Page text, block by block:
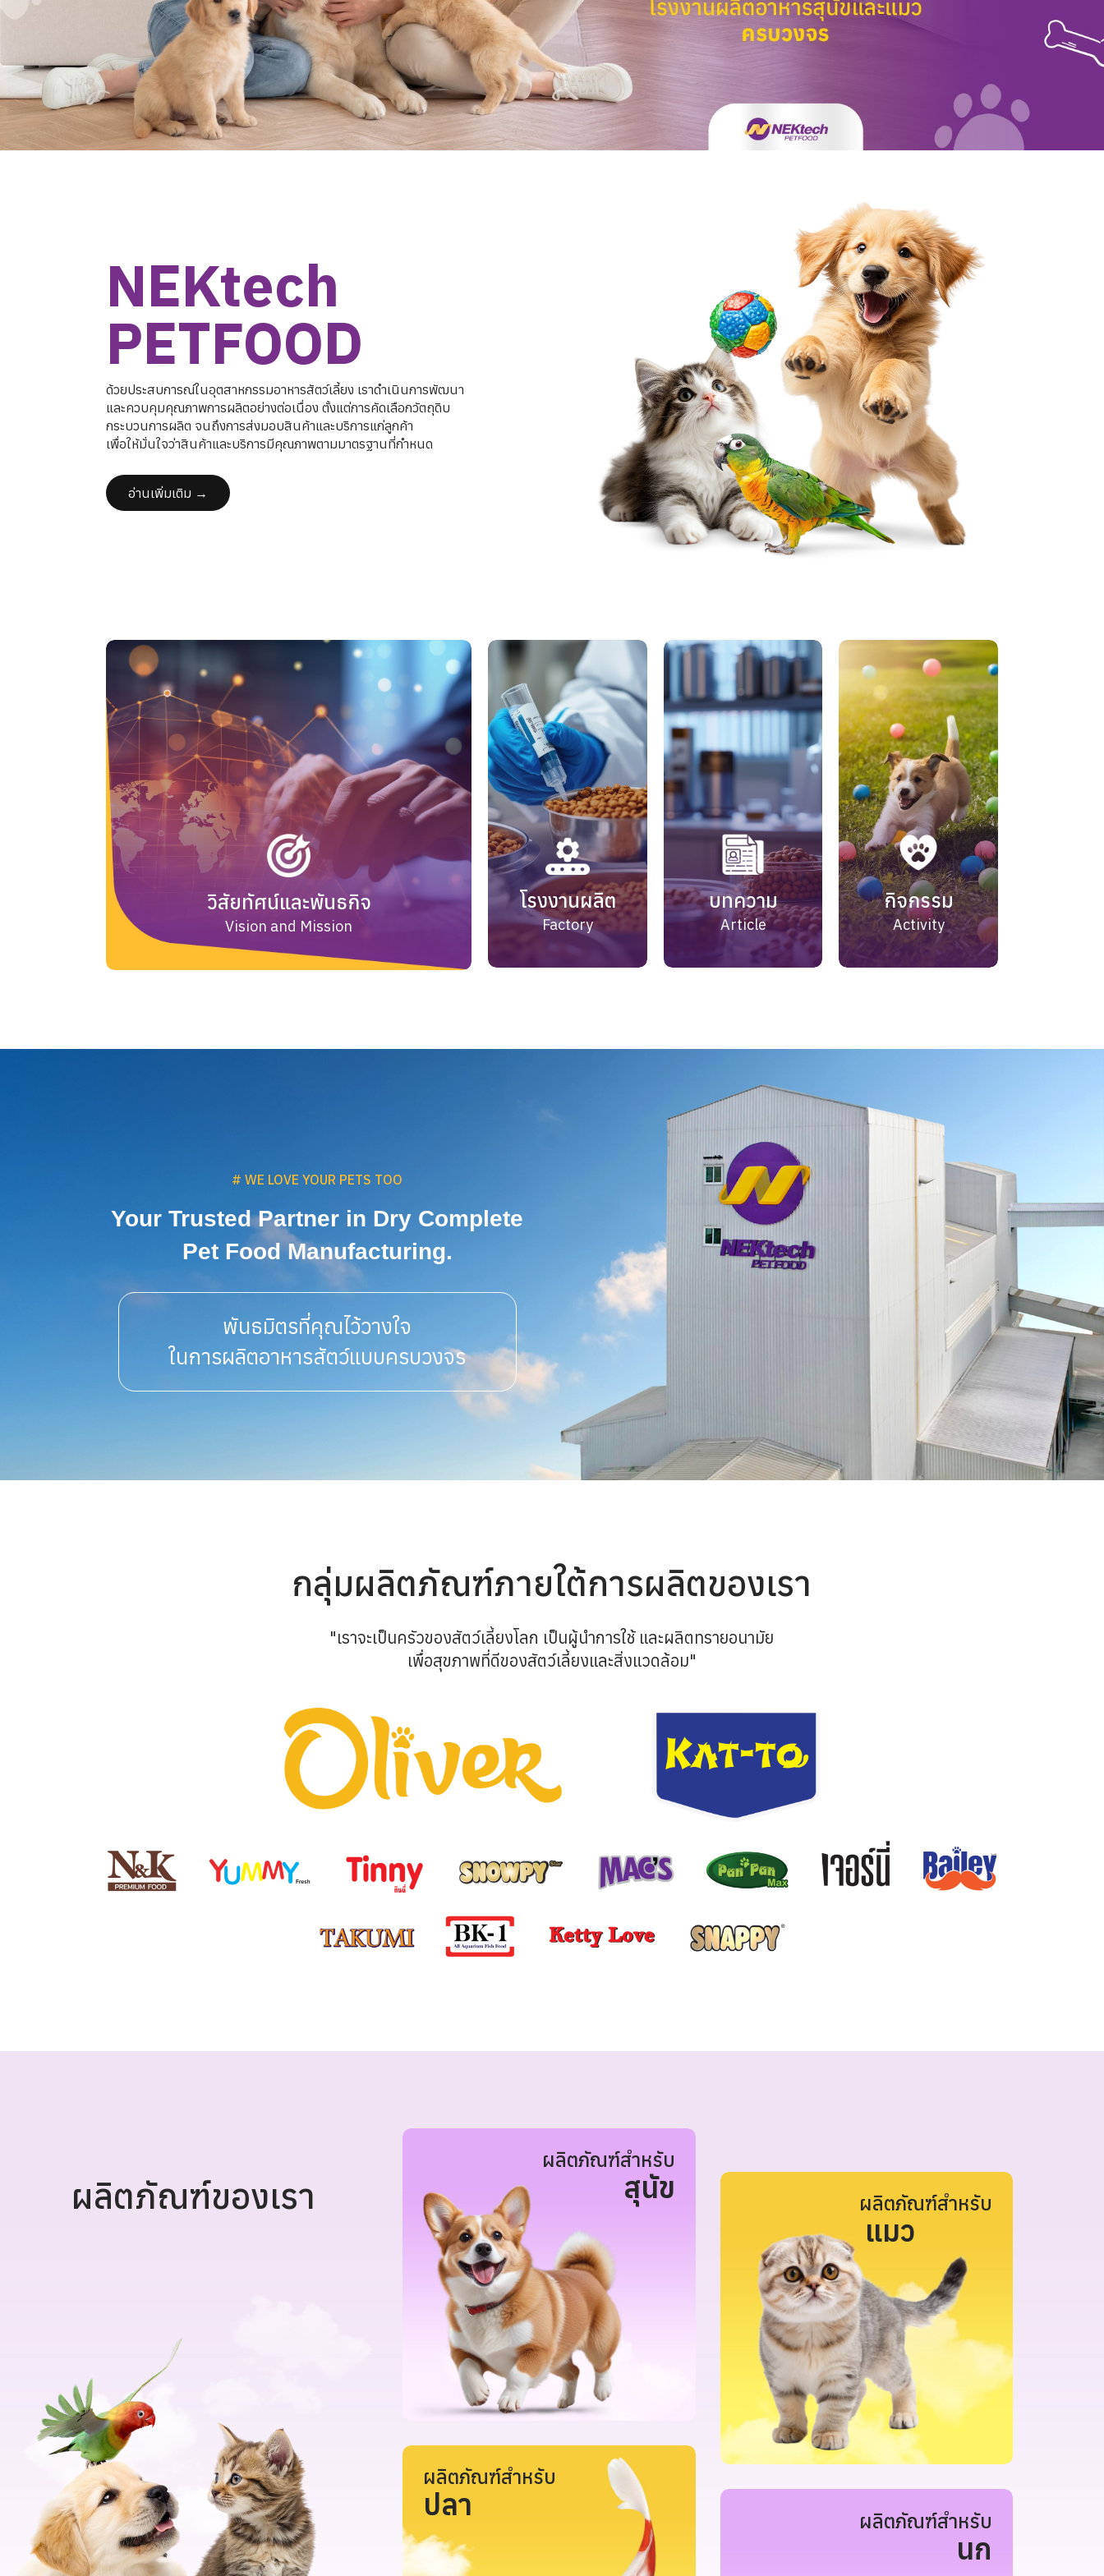
NEKtech
PETFOOD
ด้วยประสบการณ์ในอุตสาหกรรมอาหารสัตว์เลี้ยง เราดำเนินการพัฒนา
และควบคุมคุณภาพการผลิตอย่างต่อเนื่อง ตั้งแต่การคัดเลือกวัตถุดิบ
กระบวนการผลิต จนถึงการส่งมอบสินค้าและบริการแก่ลูกค้า
เพื่อให้มั่นใจว่าสินค้าและบริการมีคุณภาพตามมาตรฐานที่กำหนด
อ่านเพิ่มเติม →
วิสัยทัศน์และพันธกิจ
Vision and Mission
โรงงานผลิต
Factory
บทความ
Article
กิจกรรม
Activity
# WE LOVE YOUR PETS TOO
Your Trusted Partner in Dry Complete
Pet Food Manufacturing.
พันธมิตรที่คุณไว้วางใจ
ในการผลิตอาหารสัตว์แบบครบวงจร
กลุ่มผลิตภัณฑ์ภายใต้การผลิตของเรา
"เราจะเป็นครัวของสัตว์เลี้ยงโลก เป็นผู้นำการใช้ และผลิตทรายอนามัย
เพื่อสุขภาพที่ดีของสัตว์เลี้ยงและสิ่งแวดล้อม"
ผลิตภัณฑ์ของเรา
ผลิตภัณฑ์สำหรับ
สุนัข
ผลิตภัณฑ์สำหรับ
ปลา
ผลิตภัณฑ์สำหรับ
แมว
ผลิตภัณฑ์สำหรับ
นก